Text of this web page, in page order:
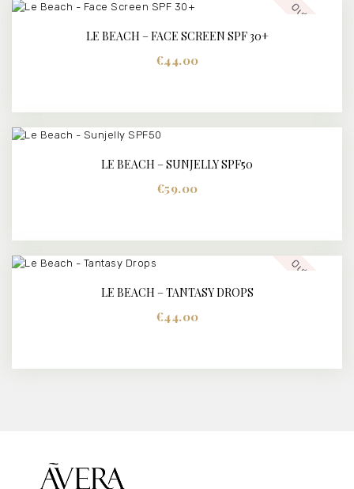
Out of stock
LE BEACH – FACE SCREEN SPF 30+
€44.00
BUY NOW DETAILS
LE BEACH – SUNJELLY SPF50
€59.00
Out of stock
LE BEACH – TANTASY DROPS
€44.00